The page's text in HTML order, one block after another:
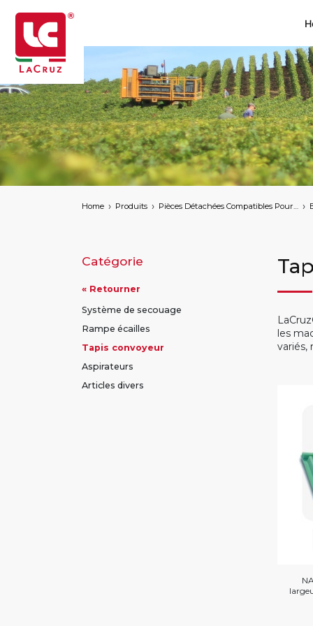
Home Produits Pièces Détachées Compatibles Pour Machines À Vendanger Des Marques Suivantes
Catégorie
« Retourner
Système de secouage
Rampe écailles
Tapis convoyeur
Aspirateurs
Articles divers
les
variés,